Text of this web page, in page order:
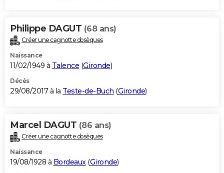
Philippe DAGUT (68 ans)
Créer une cagnotte obsèques
Naissance
11/02/1949 à Talence (Gironde)
Décès
29/08/2017 à la Teste-de-Buch (Gironde)
Marcel DAGUT (86 ans)
Créer une cagnotte obsèques
Naissance
19/08/1928 à Bordeaux(Gironde)